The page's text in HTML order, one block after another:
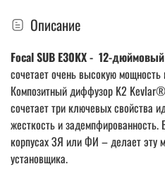
Описание
Focal SUB E30KX - 12-
сочетает очень высокую
Композитный диффузор K2
сочетает три ключевых свойства
жесткость и задемпфированность.
корпусах ЗЯ или ФИ – делает эту
установщика.